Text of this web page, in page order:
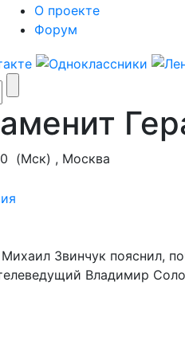
О проекте
Форум
(Мск) , Москва
Звинчук пояснил,
Владимир